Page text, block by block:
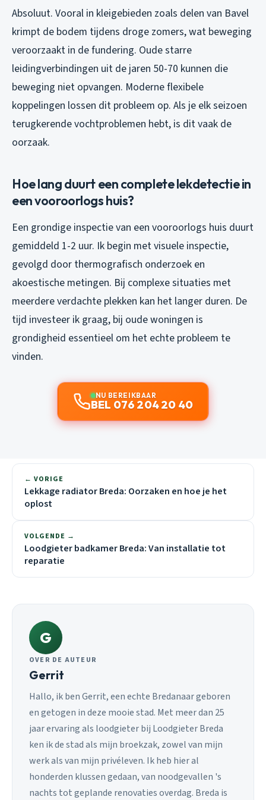
Absoluut. Vooral in kleigebieden zoals delen van Bavel
krimpt de bodem tijdens droge zomers, wat beweging
veroorzaakt in de fundering. Oude starre
leidingverbindingen uit de jaren 50-70 kunnen die
beweging niet opvangen. Moderne flexibele
koppelingen lossen dit probleem op. Als je elk seizoen
terugkerende vochtproblemen hebt, is dit vaak de
oorzaak.
Hoe lang duurt een complete lekdetectie in
een vooroorlogs huis?
Een grondige inspectie van een vooroorlogs huis duurt
gemiddeld 1-2 uur. Ik begin met visuele inspectie,
gevolgd door thermografisch onderzoek en
akoestische metingen. Bij complexe situaties met
meerdere verdachte plekken kan het langer duren. De
tijd investeer ik graag, bij oude woningen is
grondigheid essentieel om het echte probleem te
vinden.
NU BEREIKBAAR
BEL 076 204 20 40
← VORIGE
Lekkage radiator Breda: Oorzaken en hoe je het
oplost
VOLGENDE →
Loodgieter badkamer Breda: Van installatie tot
reparatie
G
OVER DE AUTEUR
Gerrit
Hallo, ik ben Gerrit, een echte Bredanaar geboren
en getogen in deze mooie stad. Met meer dan 25
jaar ervaring als loodgieter bij Loodgieter Breda
ken ik de stad als mijn broekzak, zowel van mijn
werk als van mijn privéleven. Ik heb hier al
honderden klussen gedaan, van noodgevallen 's
nachts tot geplande renovaties overdag. Breda is